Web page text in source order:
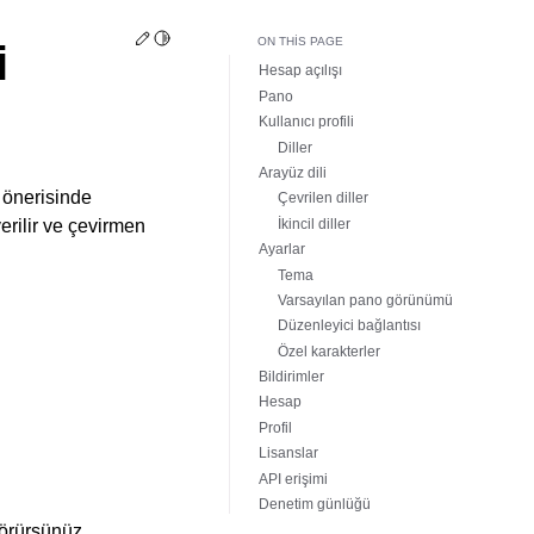
Edit this page
Toggle Light / Dark / Auto color theme
ve çevirmen
ON THIS PAGE
Hesap açılışı
Pano
Kullanıcı profili
Diller
Arayüz dili
Çevrilen diller
İkincil diller
Ayarlar
Tema
Varsayılan pano görünümü
Düzenleyici bağlantısı
Özel karakterler
Bildirimler
Hesap
Profil
Lisanslar
API erişimi
Denetim günlüğü